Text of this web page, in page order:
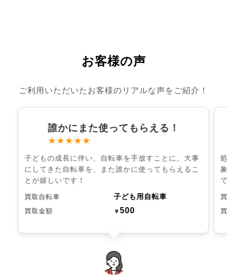
お客様の声
ご利用いただいたお客様のリアルな声をご紹介！
誰かにまた使ってもらえる！
★★★★★
子どもの成長に伴い、自転車を手放すことに。大事
にしてきた自転車を、また誰かに使ってもらえるこ
とが嬉しいです！
買取自転車 子ども用自転車
買取金額 ￥500
chevron_left chevron_right